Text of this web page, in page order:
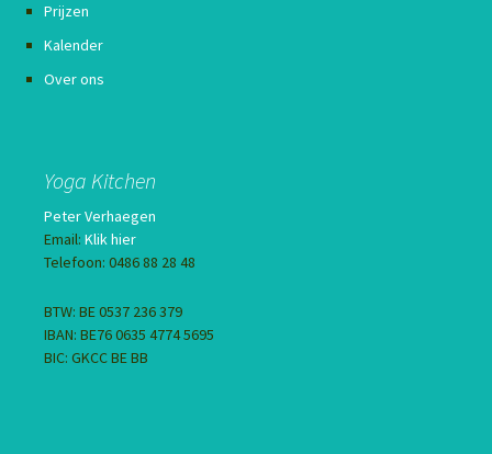
Prijzen
Kalender
Over ons
Yoga Kitchen
Peter Verhaegen
Email: Klik hier
Telefoon: 0486 88 28 48
BTW: BE 0537 236 379
IBAN: BE76 0635 4774 5695
BIC: GKCC BE BB